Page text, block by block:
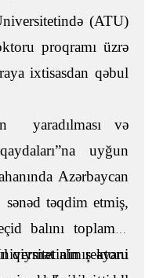
(ATU)
proqramı üzrə
ixtisasdan qəbul
yaradılması və
uyğun
Azərbaycan
təqdim etmiş,
balını toplamış,
qiymət almış əyani
rektoru